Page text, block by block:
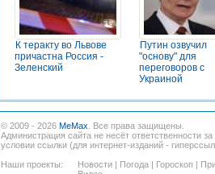
К теракту во Львове
причастна Россия -
Зеленский
Путин озвучил
"основу" для
переговоров с
Украиной
© 2009 - 2026 MeMax . Все права защищены.
Администрация сайта не несёт ответственности
условии ссылки (для интернет-изданий -
Наши проекты:
Новости | Погода | Гороскоп |